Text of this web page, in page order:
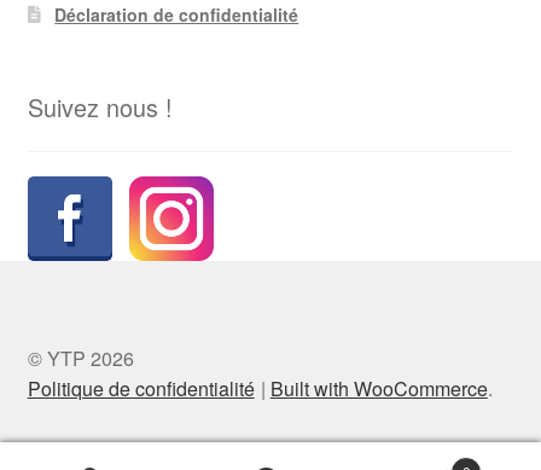
Déclaration de confidentialité
Suivez nous !
© YTP 2026
Politique de confidentialité
Built with WooCommerce.